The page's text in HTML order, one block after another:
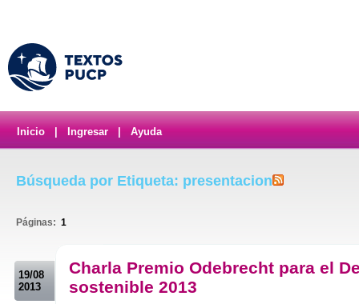
Inicio Ingresar Ayuda
Búsqueda por Etiqueta: presentacion
Páginas: 1
19/08
2013
Charla Premio Odebrecht para el
sostenible 2013